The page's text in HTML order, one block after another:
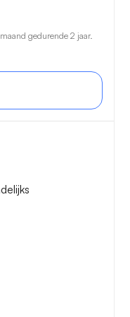
gedurende 2 jaar.